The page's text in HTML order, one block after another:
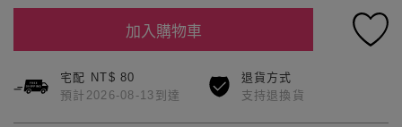
加入購物車
宅配 NT$ 80
預計2026-08-13到達
退貨方式
支持退換貨